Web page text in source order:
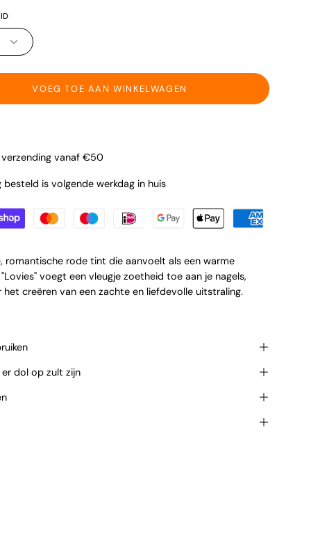
VOEG TOE AAN WINKELWAGEN
vanaf €50
besteld is volgende werkdag in huis
romantische rode tint die aanvoelt als een warme
voegt een vleugje zoetheid toe aan je nagels,
het creëren van een zachte en liefdevolle uitstraling.
dol op zult zijn